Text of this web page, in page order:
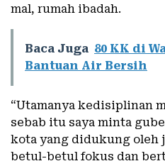
mal, rumah ibadah.
Baca Juga 80 KK di
Bantuan Air Bersih
“Utamanya kedisiplinan
sebab itu saya minta
kota yang didukung oleh
betul-betul fokus dan